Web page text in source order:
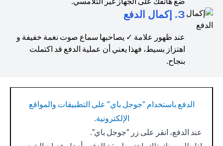
3. إكمال الدفع
عند ظهور علامة ✓ يصاحبها سماع صوت نغمة خفيفة و
اهتزاز بسيط، فهذا يعني أن عملية الدفع قد اكتملت
بنجاح.
الدفع باستخدام "جوجل باي" على التطبيقات والمواقع
الإلكترونية.
عند الدفع، انقر على زر "جوجل باي".